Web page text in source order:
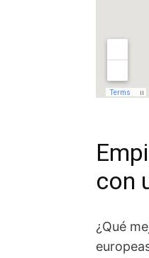
con
¿Qué